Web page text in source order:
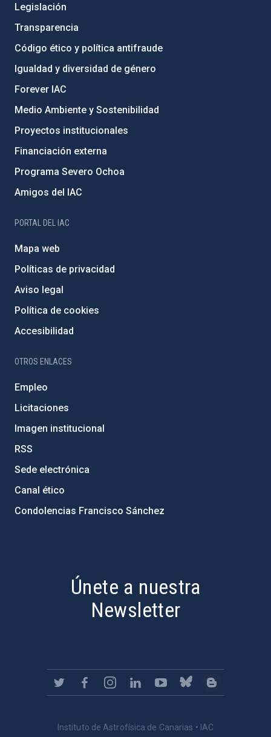
Legislación
Transparencia
Código ético y política antifraude
Igualdad y diversidad de género
Forever IAC
Medio Ambiente y Sostenibilidad
Proyectos institucionales
Financiación externa
Programa Severo Ochoa
Amigos del IAC
PORTAL DEL IAC
Mapa web
Políticas de privacidad
Aviso legal
Política de cookies
Accesibilidad
OTROS ENLACES
Empleo
Licitaciones
Imagen institucional
RSS
Sede electrónica
Canal ético
Condolencias Francisco Sánchez
Únete a nuestra
Newsletter
Instituto de Astrofísica de Canarias • IAC